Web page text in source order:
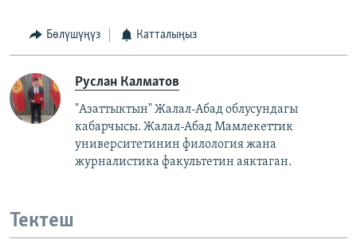
Бөлүшүңүз Катталыңыз
Руслан Калматов
"Азаттыктын" Жалал-Абад облусундагы
кабарчысы. Жалал-Абад Мамлекеттик
университетинин филология жана
журналистика факультетин аяктаган.
Тектеш